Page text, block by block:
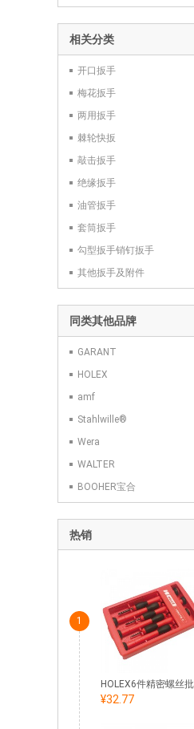
相关分类
开口扳手
梅花扳手
两用扳手
棘轮快扳
敲击扳手
绝缘扳手
油管扳手
套筒扳手
勾型扳手销钉扳手
其他扳手及附件
同类其他品牌
GARANT
HOLEX
amf
Stahlwille®
Wera
WALTER
BOOHER宝合
热销
1
¥32.77